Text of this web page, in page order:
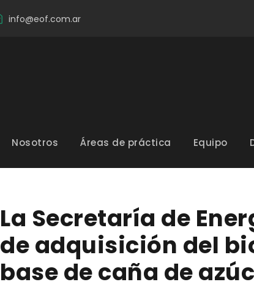
info@eof.com.ar
Nosotros Áreas de práctica Equipo
La Secretaría de
de adquisición del
base de caña de